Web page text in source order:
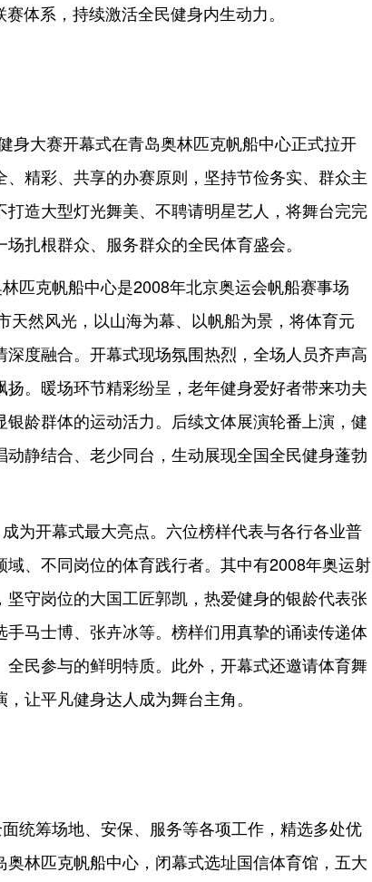
体系，持续激活全民健身内生动力。
身大赛开幕式在青岛奥林匹克帆船中心正式拉开
精彩、共享的办赛原则，坚持节俭务实、群众主
造大型灯光舞美、不聘请明星艺人，将舞台完完
扎根群众、服务群众的全民体育盛会。
匹克帆船中心是2008年北京奥运会帆船赛事场
天然风光，以山海为幕、以帆船为景，将体育元
度融合。开幕式现场氛围热烈，全场人员齐声高
。暖场环节精彩纷呈，老年健身爱好者带来功夫
龄群体的运动活力。后续文体展演轮番上演，健
静结合、老少同台，生动展现全国全民健身蓬勃
为开幕式最大亮点。六位榜样代表与各行各业普
、不同岗位的体育践行者。其中有2008年奥运射
守岗位的大国工匠郭凯，热爱健身的银龄代表张
马士博、张卉冰等。榜样们用真挚的诵读传递体
民参与的鲜明特质。此外，开幕式还邀请体育舞
让平凡健身达人成为舞台主角。
统筹场地、安保、服务等各项工作，精选多处优
林匹克帆船中心，闭幕式选址国信体育馆，五大